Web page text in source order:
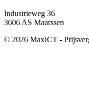
Industrieweg 36
3606 AS Maarssen
© 2026 MaxICT -